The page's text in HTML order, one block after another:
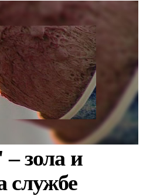
зола и
службе